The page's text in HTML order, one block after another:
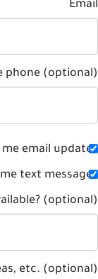
phone
me email
me text
etc.